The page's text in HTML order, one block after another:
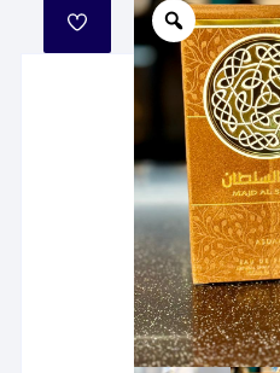
مورد
علاقه